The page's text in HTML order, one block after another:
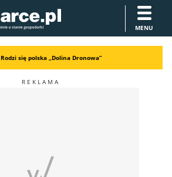
MENU
Rodzi się polska „Dolina Dronowa”